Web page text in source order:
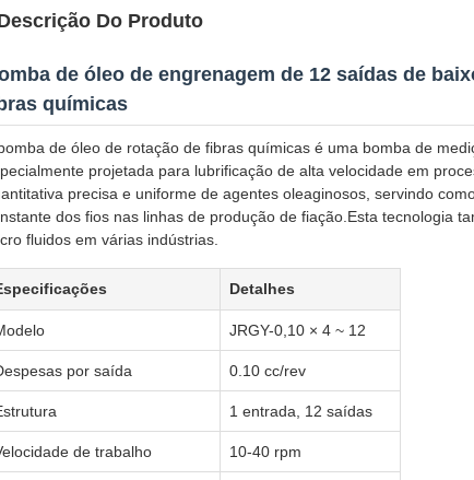
Do Produto
de óleo de engrenagem de 12 saídas de
químicas
de óleo de rotação de fibras químicas é uma bomba de
projetada para lubrificação de alta velocidade em
precisa e uniforme de agentes oleaginosos, servindo
dos fios nas linhas de produção de fiação.Esta tecnologia
fluidos em várias indústrias.
Detalhes
JRGY-0,10 × 4 ~ 12
por saída 0.10 cc/rev
1 entrada, 12 saídas
de trabalho 10-40 rpm